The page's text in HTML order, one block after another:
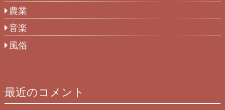
農業
音楽
風俗
最近のコメント